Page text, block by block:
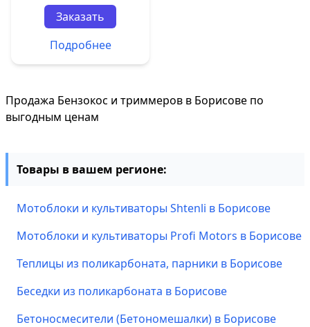
Заказать
Подробнее
Продажа Бензокос и триммеров в Борисове по
выгодным ценам
Товары в вашем регионе:
Мотоблоки и культиваторы Shtenli в Борисове
Мотоблоки и культиваторы Profi Motors в Борисове
Теплицы из поликарбоната, парники в Борисове
Беседки из поликарбоната в Борисове
Бетоносмесители (Бетономешалки) в Борисове